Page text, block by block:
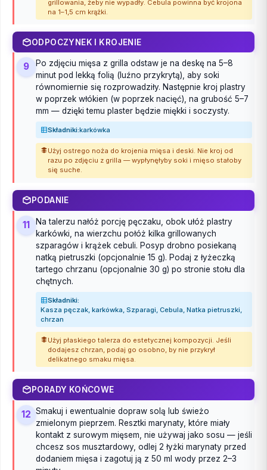
grillowania, żeby nie wypadły. Cebula powinna być krojona
na 1–1,5 cm krążki.
ODPOCZYNEK I KROJENIE
9
Po zdjęciu mięsa z grilla odstaw je na deskę na 5–8
minut pod lekką folią (luźno przykrytą), aby soki
równomiernie się rozprowadziły. Następnie kroj plastry
w poprzek włókien (w poprzek nacięć), na grubość 5–7
mm — dzięki temu plaster będzie miękki i soczysty.
Składniki:karkówka
Użyj ostrego noża do krojenia mięsa i deski. Nie kroj od
razu po zdjęciu z grilla — wypłynęłyby soki i mięso stałoby
się suche.
PODANIE
11
Na talerzu nałóż porcję pęczaku, obok ułóż plastry
karkówki, na wierzchu połóż kilka grillowanych
szparagów i krążek cebuli. Posyp drobno posiekaną
natką pietruszki (opcjonalnie 15 g). Podaj z łyżeczką
tartego chrzanu (opcjonalnie 30 g) po stronie stołu dla
chętnych.
Składniki:
Kasza pęczak, karkówka, Szparagi, Cebula, Natka pietruszki,
chrzan
Użyj płaskiego talerza do estetycznej kompozycji. Jeśli
dodajesz chrzan, podaj go osobno, by nie przykrył
delikatnego smaku mięsa.
PORADY KOŃCOWE
12 Smakuj i ewentualnie dopraw solą lub świeżo
zmielonym pieprzem. Resztki marynaty, które miały
kontakt z surowym mięsem, nie używaj jako sosu — jeśli
chcesz sos musztardowy, odlej 2 łyżki marynaty przed
dodaniem mięsa i zagotuj ją z 50 ml wody przez 2–3